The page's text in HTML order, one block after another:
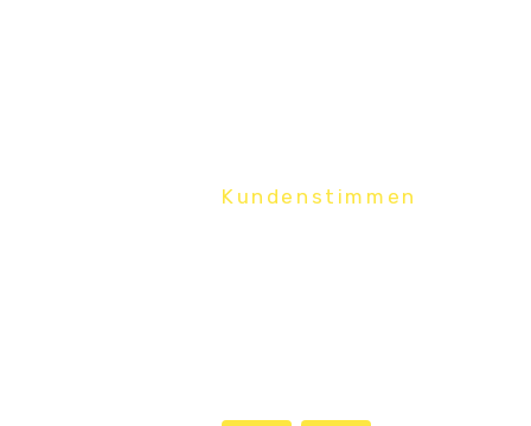
Kundenstimmen